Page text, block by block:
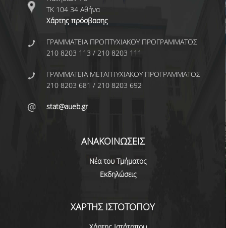
ΕΡΓΑΣΤΗΡΙΟ ΣΤΑΤΙΣΤΙΚΗΣ ΜΕΘΟΔΟΛΟΓΙΑΣ
ΜΠΕΫΖΙΑΝΗΣ ΣΤΑΤΙΣΤΙΚΗΣ
ΜΟΝΤΕΛΟΠΟΙΗΣΗΣ ΚΑΙ ΕΦΑΡΜΟΓΩΝ
EVENT CALENDAR
CALENDAR ΕΡΓΑΣΤΗΡΙΟΥ ΑΝΤΩΝΙΑΔΟΥ
SOCIAL MEDIA
ΠΛΗΡΟΦΟΡΙΑΣ
ΤΚ 104 34 Αθήνα
Χάρτης πρόσβασης
ΓΡΑΜΜΑΤΕΙΑ ΠΡΟΠΤΥΧΙΑΚΟΥ ΠΡΟΓΡΑΜΜΑΤΟΣ
210 8203 113 / 210 8203 111
ΓΡΑΜΜΑΤΕΙΑ ΜΕΤΑΠΤΥΧΙΑΚΟΥ ΠΡΟΓΡΑΜΜΑΤΟΣ
210 8203 681 / 210 8203 692
stat@aueb.gr
ΑΝΑΚΟΙΝΩΣΕΙΣ
Νέα του Τμήματος
Εκδηλώσεις
ΧΑΡΤΗΣ ΙΣΤΟΤΟΠΟΥ